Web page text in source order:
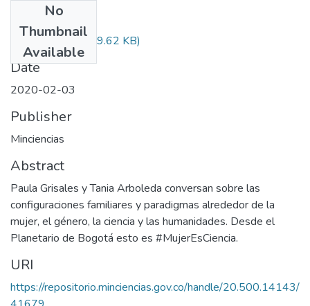
No
Thumbnail
Available
Audiovisual.pdf(29.62 KB)
Date
2020-02-03
Publisher
Minciencias
Abstract
Paula Grisales y Tania Arboleda conversan sobre las
configuraciones familiares y paradigmas alrededor de la
mujer, el género, la ciencia y las humanidades. Desde el
Planetario de Bogotá esto es #MujerEsCiencia.
URI
https://repositorio.minciencias.gov.co/handle/20.500.14143/